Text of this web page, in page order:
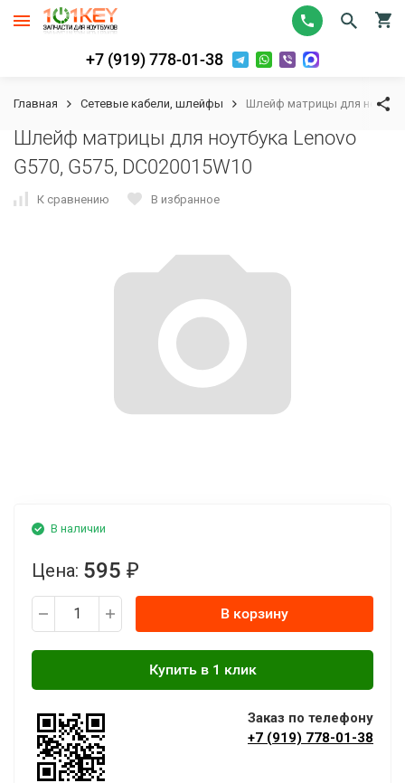
+7 (919) 778-01-38
Главная Сетевые кабели, шлейфы Шлейф матрицы для
Шлейф матрицы для ноутбука Lenovo
G570, G575, DC020015W10
К сравнению В избранное
В наличии
Цена: 595 ₽
В корзину
Заказ по телефону
+7 (919) 778-01-38